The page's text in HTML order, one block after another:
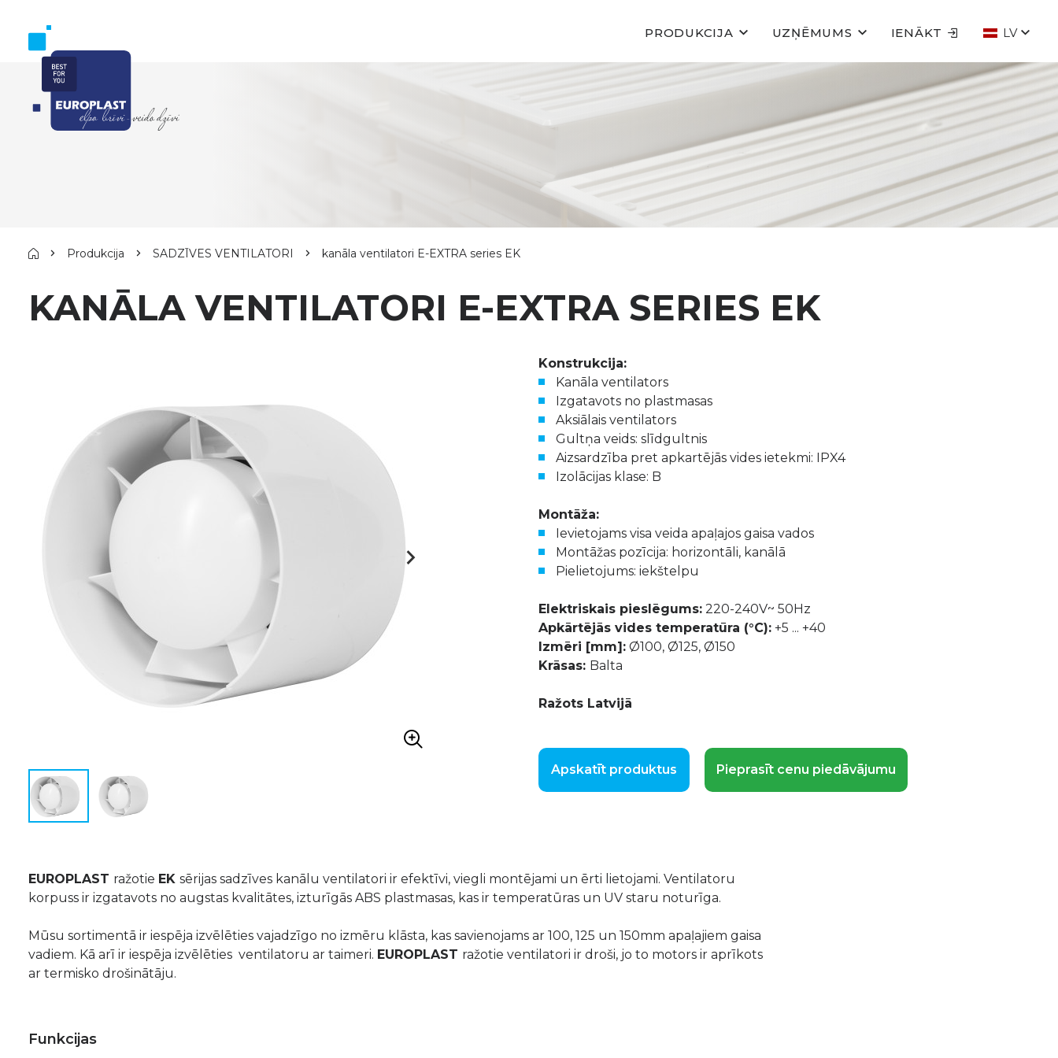
PRODUKCIJA UZŅĒMUMS IENĀKT LV
Produkcija SADZĪVES VENTILATORI kanāla ventilatori E-EXTRA series EK
KANĀLA VENTILATORI E-EXTRA SERIES EK
Konstrukcija:
Kanāla ventilators
Izgatavots no plastmasas
Aksiālais ventilators
Gultņa veids: slīdgultnis
Aizsardzība pret apkartējās vides ietekmi: IPX4
Izolācijas klase: B
Montāža:
Ievietojams visa veida apaļajos gaisa vados
Montāžas pozīcija: horizontāli, kanālā
Pielietojums: iekštelpu
Elektriskais pieslēgums: 220-240V~ 50Hz
Apkārtējās vides temperatūra (°C): +5 ... +40
Izmēri [mm]: Ø100, Ø125, Ø150
Krāsas: Balta
Ražots Latvijā
Apskatīt produktus Pieprasīt cenu piedāvājumu
EUROPLAST ražotie EK sērijas sadzīves kanālu ventilatori ir efektīvi, viegli montējami un ērti lietojami. Ventilatoru
korpuss ir izgatavots no augstas kvalitātes, izturīgās ABS plastmasas, kas ir temperatūras un UV staru noturīga.
Mūsu sortimentā ir iespēja izvēlēties vajadzīgo no izmēru klāsta, kas savienojams ar 100, 125 un 150mm apaļajiem gaisa
vadiem. Kā arī ir iespēja izvēlēties ventilatoru ar taimeri. EUROPLAST ražotie ventilatori ir droši, jo to motors ir aprīkots
ar termisko drošinātāju.
Funkcijas